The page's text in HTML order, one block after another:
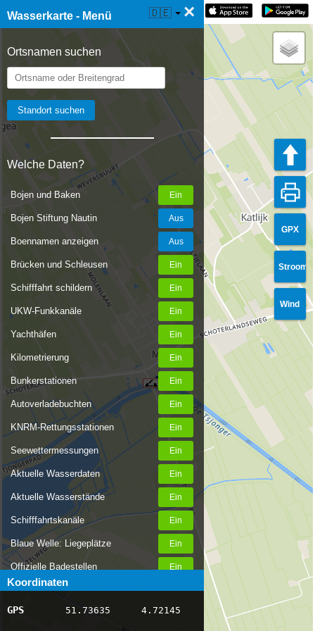
Wasserkarte - Menü ×
Ortsnamen suchen
Welche Daten?
Bojen und Baken
Bojen Stiftung Nautin
Boennamen anzeigen
Brücken und Schleusen
Schifffahrt schildern
UKW-Funkkanäle
Yachthäfen
Kilometrierung
Bunkerstationen
Autoverladebuchten
KNRM-Rettungsstationen
Seewettermessungen
Aktuelle Wasserdaten
Aktuelle Wasserstände
Schifffahrtskanäle
Blaue Welle: Liegeplätze
Offizielle Badestellen
Nachrichten Binnenschifffahrt
AIS-Schiffspositionen
Koordinaten
GPS 51.73635 4.72145
☰ Wasserkarte Live 🇩🇪
GPX
Stroom
Wind